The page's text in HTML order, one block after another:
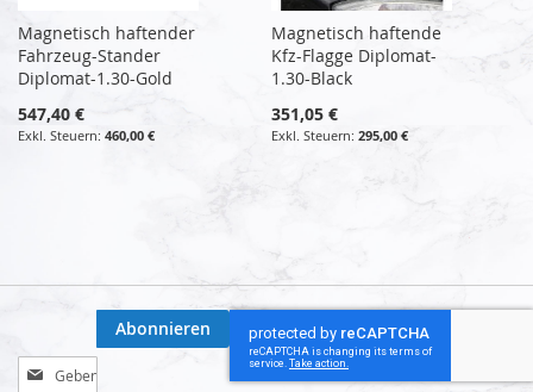
Magnetisch haftender
Fahrzeug-Stander
Diplomat-1.30-Gold
547,40 €
460,00 €
Magnetisch haftende
Kfz-Flagge Diplomat-
1.30-Black
351,05 €
295,00 €
Melden
Abonnieren